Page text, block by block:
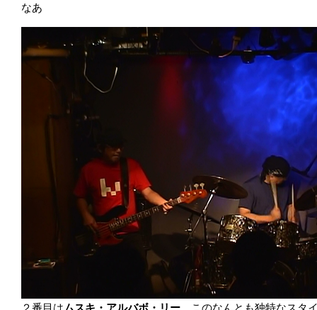
なあ
２番目はムスキ・アルバボ・リー
このなんとも独特なスタ